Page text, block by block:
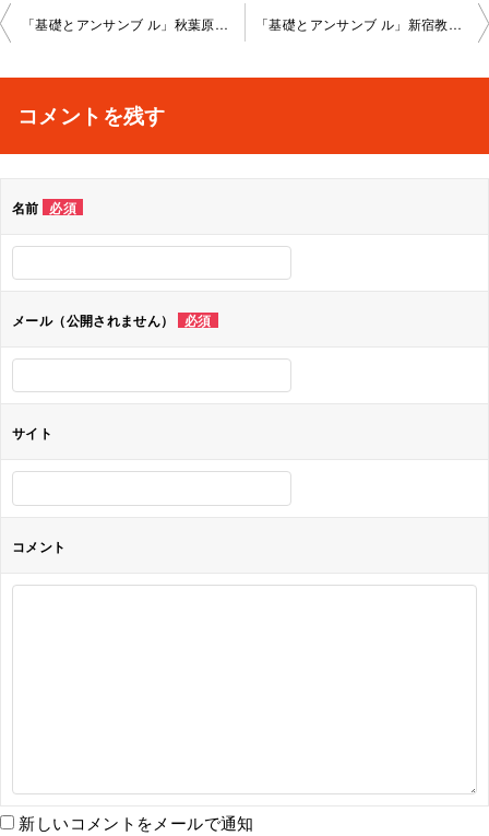
投
ビ
シ
ョ
ン
「基礎とアンサンブ ル」秋葉原教室202 4-08-22-no0008-1125 「基礎とアンサンブ ル」新宿教室2024-09-06-no0008-1028
コメントを残す
名前 必須
メール（公開されません） 必須
サイト
コメント
新しいコメントをメールで通知